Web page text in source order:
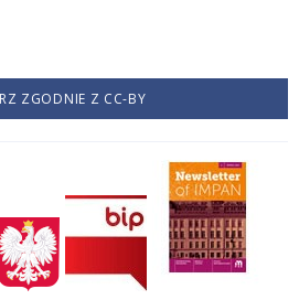
ZGODNIE Z CC-BY